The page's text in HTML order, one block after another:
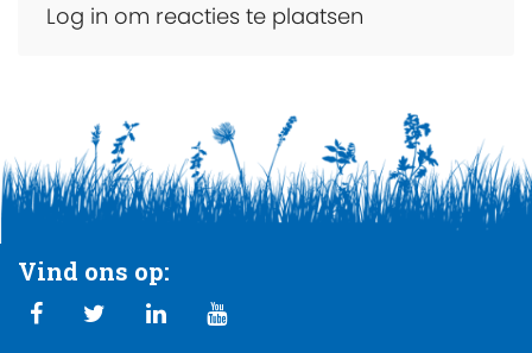
Log in om reacties te plaatsen
Vind ons op: